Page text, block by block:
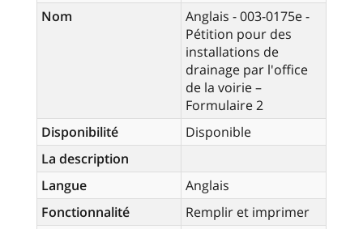
Nom
Anglais - 003-0175e -
Pétition pour des
installations de
drainage par l'office
de la voirie –
Formulaire 2
Disponibilité
Disponible
La description
Langue
Anglais
Fonctionnalité
Remplir et imprimer